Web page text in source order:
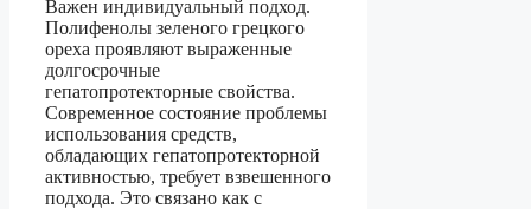
Важен индивидуальный подход.
Полифенолы зеленого грецкого
ореха проявляют выраженные
долгосрочные
гепатопротекторные свойства.
Современное состояние проблемы
использования средств,
обладающих гепатопротекторной
активностью, требует взвешенного
подхода. Это связано как с